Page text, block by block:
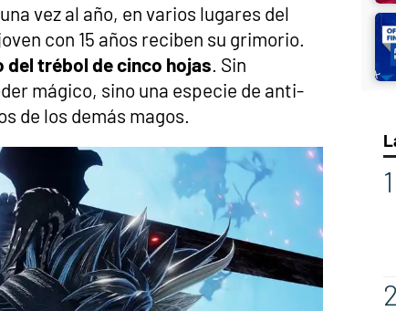
vez al año, en varios lugares del
con 15 años reciben su grimorio.
trébol de cinco hojas. Sin
mágico, sino una especie de anti-
de los demás magos.